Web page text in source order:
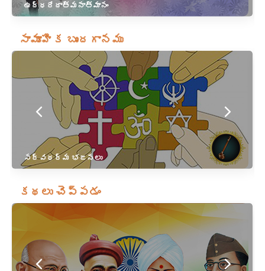
ఉద్ధరేదాత్మనాత్మానం
సామూహిక బృందగానము
సర్వధర్మ భజనలు
కథలు చెప్పడం